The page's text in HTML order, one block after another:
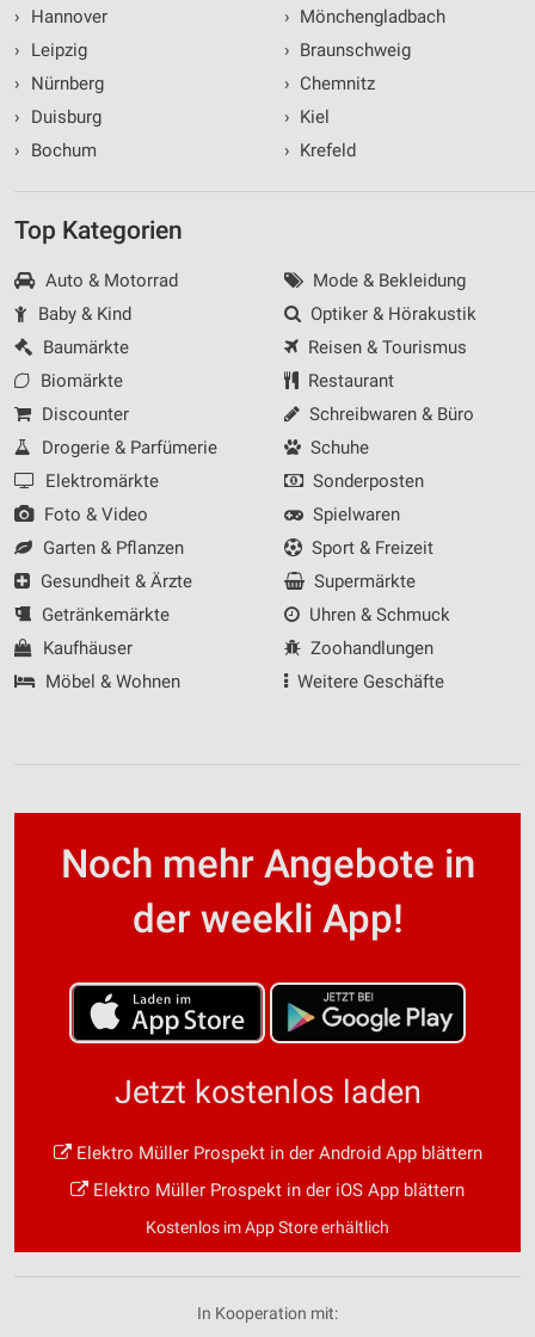
›
Hannover
›
Leipzig
›
Nürnberg
›
Duisburg
›
Bochum
› Mönchengladbach
› Braunschweig
› Chemnitz
› Kiel
› Krefeld
Top Kategorien
Auto & Motorrad
Baby & Kind
Baumärkte
Biomärkte
Discounter
Drogerie & Parfümerie
Elektromärkte
Foto & Video
Garten & Pflanzen
Gesundheit & Ärzte
Getränkemärkte
Kaufhäuser
Möbel & Wohnen
Mode & Bekleidung
Optiker & Hörakustik
Reisen & Tourismus
Restaurant
Schreibwaren & Büro
Schuhe
Sonderposten
Spielwaren
Sport & Freizeit
Supermärkte
Uhren & Schmuck
Zoohandlungen
Weitere Geschäfte
Noch mehr Angebote in
der weekli App!
Jetzt kostenlos laden
Elektro Müller Prospekt in der Android App blättern
Elektro Müller Prospekt in der iOS App blättern
Kostenlos im App Store erhältlich
In Kooperation mit:
Verwendung reduzierter Daten zur Auswahl von
Verwendung genauer Standortdaten
Geräte anhand von aktiv angeforderten
Nicht-IAB-Verarbeitungszwecke:
Performance
Funktional